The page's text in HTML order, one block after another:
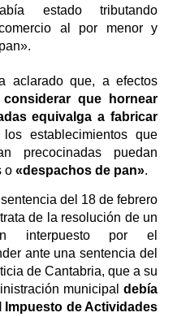
estado tributando
al por menor y
aclarado que, a efectos
que hornear
equivalga a fabricar
establecimientos que
precocinadas puedan
o «despachos de pan».
sentencia del 18 de febrero
de la resolución de un
interpuesto por el
ante una sentencia del
de Cantabria, que a su
municipal debía
de Actividades